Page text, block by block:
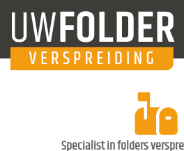
Specialist in folders